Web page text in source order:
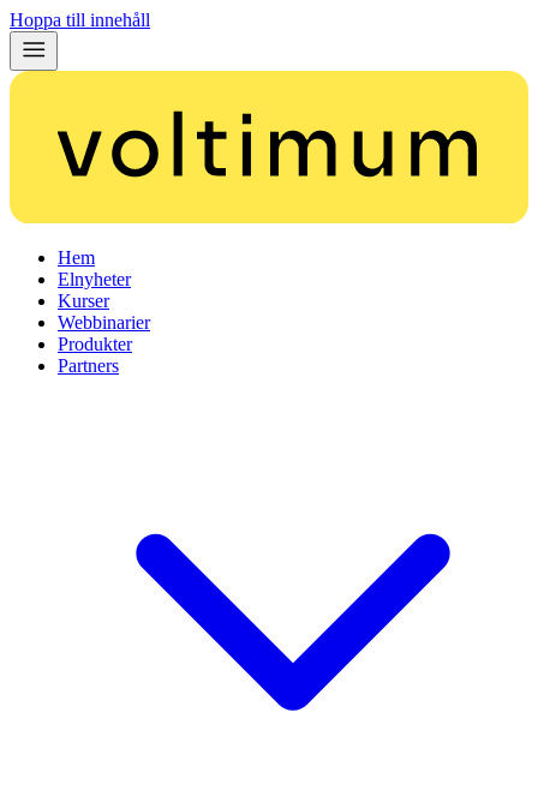
Hoppa till innehåll
Hem
Elnyheter
Kurser
Webbinarier
Produkter
Partners